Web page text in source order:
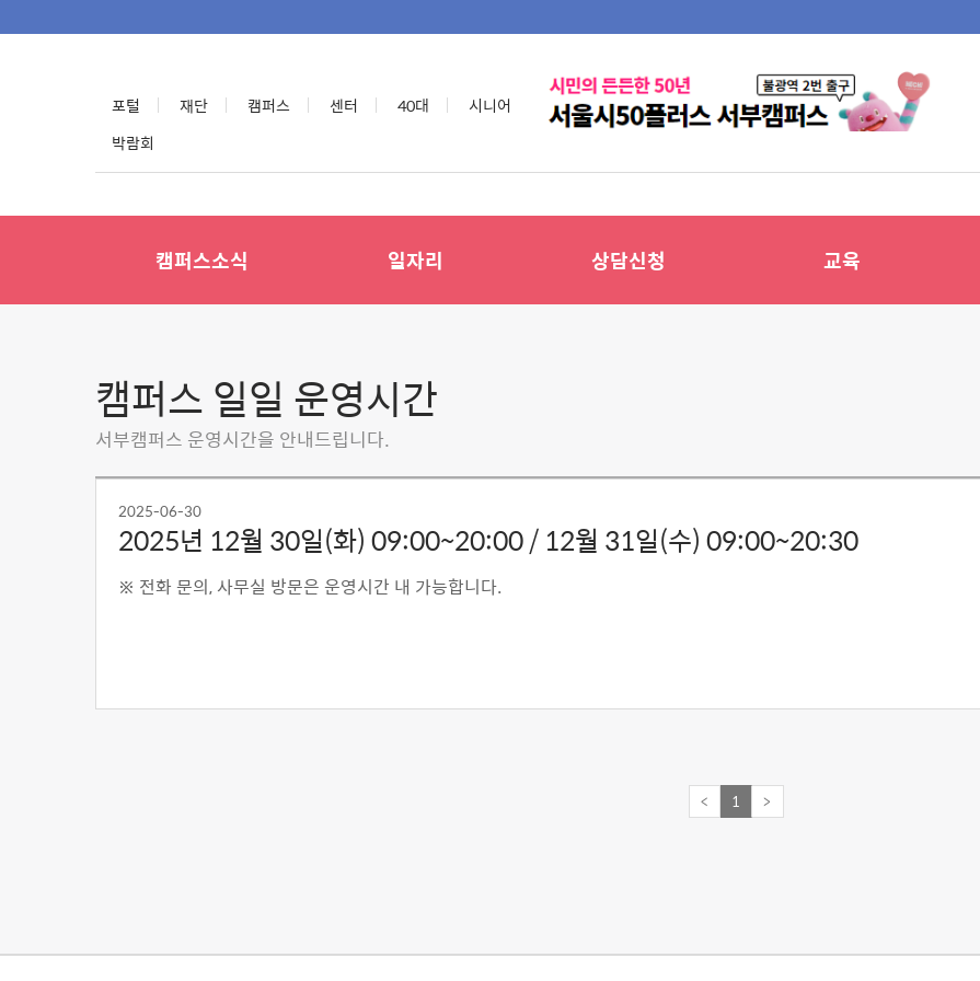
포털 재단 캠퍼스 센터 40대
시니어
박람회
캠퍼스소식 일자리 상담신청 교육
캠퍼스 일일 운영시간
서부캠퍼스 운영시간을 안내드립니다.
2025-06-30
2025년 12월 30일(화) 09:00~20:00 / 12월 31일(수) 09:00~20:30
※ 전화 문의, 사무실 방문은 운영시간 내 가능합니다.
< 1 >